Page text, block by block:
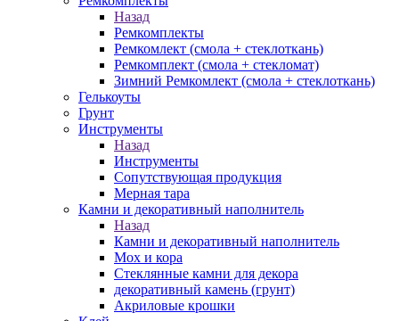
Назад
Ремкомплекты
Ремкомлект (смола + стеклоткань)
Ремкомплект (смола + стекломат)
Зимний Ремкомлект (смола + стеклоткань)
Гелькоуты
Грунт
Инструменты
Назад
Инструменты
Сопутствующая продукция
Мерная тара
Камни и декоративный наполнитель
Назад
Камни и декоративный наполнитель
Мох и кора
Стеклянные камни для декора
декоративный камень (грунт)
Акриловые крошки